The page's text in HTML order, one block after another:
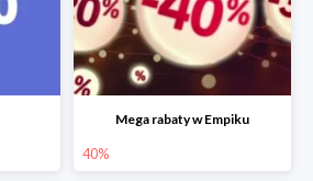
Mega rabaty w Empiku
40%